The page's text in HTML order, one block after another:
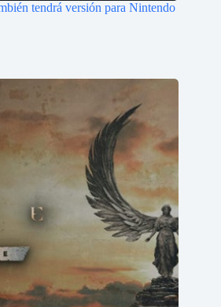
tendrá versión para Nintendo